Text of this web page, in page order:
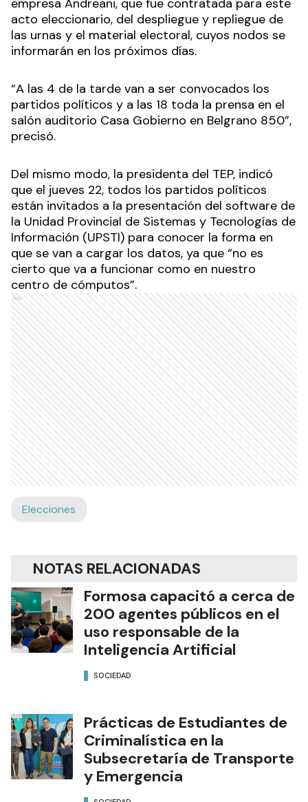
empresa Andreani, que fue contratada para este
acto eleccionario, del despliegue y repliegue de
las urnas y el material electoral, cuyos nodos se
informarán en los próximos días.
“A las 4 de la tarde van a ser convocados los
partidos políticos y a las 18 toda la prensa en el
salón auditorio Casa Gobierno en Belgrano 850”,
precisó.
Del mismo modo, la presidenta del TEP, indicó
que el jueves 22, todos los partidos políticos
están invitados a la presentación del software de
la Unidad Provincial de Sistemas y Tecnologías de
Información (UPSTI) para conocer la forma en
que se van a cargar los datos, ya que “no es
cierto que va a funcionar como en nuestro
centro de cómputos”.
Ads
Elecciones
NOTAS RELACIONADAS
Formosa capacitó a cerca de
200 agentes públicos en el
uso responsable de la
Inteligencia Artificial
SOCIEDAD
Prácticas de Estudiantes de
Criminalística en la
Subsecretaría de Transporte
y Emergencia